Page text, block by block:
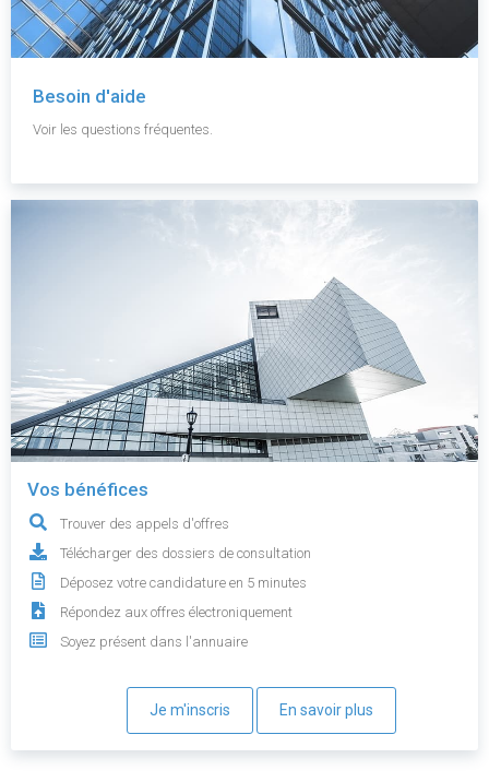
Besoin d'aide
Voir les questions fréquentes.
Vos bénéfices
Trouver des appels d'offres
Télécharger des dossiers de consultation
Déposez votre candidature en 5 minutes
Répondez aux offres électroniquement
Soyez présent dans l'annuaire
Je m'inscris En savoir plus